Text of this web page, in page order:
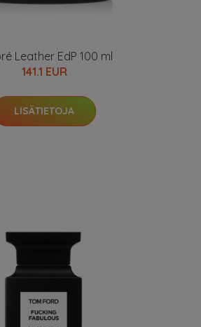
Leather EdP 100 ml
141.1 EUR
LISÄTIETOJA